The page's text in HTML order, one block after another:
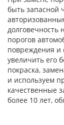
быть запасной
долговечность
порогов
повреждения и
увеличить его
покраска,
и используем
качественные
более 10 лет,